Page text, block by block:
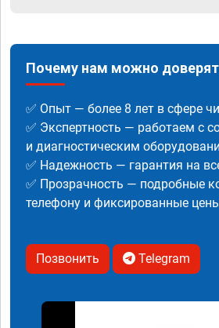
Почему нам можно
✅ Опыт — более 8 лет в сфере
✅ Экспертность — работаем с
и диагностическим
✅ Надежность — гарантия на
✅ Прозрачность — подробные
телефону и фиксированные
Позвонить Telegram